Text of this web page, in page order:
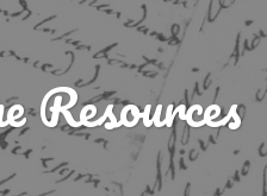
Resources